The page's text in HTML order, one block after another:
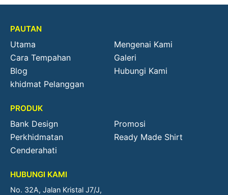
PAUTAN
Utama
Mengenai Kami
Cara Tempahan
Galeri
Blog
Hubungi Kami
khidmat Pelanggan
PRODUK
Bank Design
Promosi
Perkhidmatan
Ready Made Shirt
Cenderahati
HUBUNGI KAMI
No. 32A, Jalan Kristal J7/J,